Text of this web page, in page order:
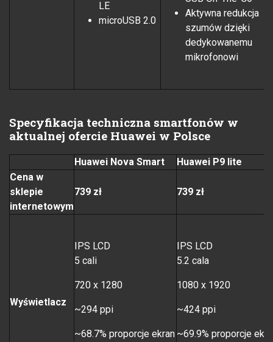
LE
microUSB 2.0
Aktywna redukcja
szumów dzięki
dedykowanemu
mikrofonowi
Specyfikacja techniczna smartfonów w
aktualnej ofercie Huawei w Polsce
Huawei Nova Smart
Huawei P9 lite
Cena w
sklepie
internetowym
739 zł 739 zł
Wyświetlacz
IPS LCD
5 cali
720 x 1280
~294 ppi
~68.7% proporcje ekran
IPS LCD
5.2 cala
1080 x 1920
~424 ppi
~69.9% proporcje